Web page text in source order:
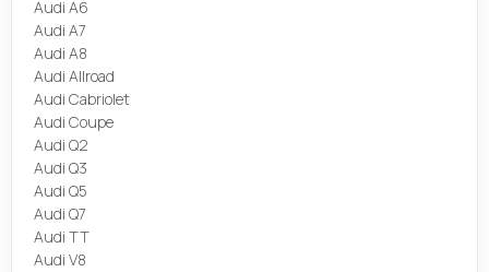
Audi A6
Audi A7
Audi A8
Audi Allroad
Audi Cabriolet
Audi Coupe
Audi Q2
Audi Q3
Audi Q5
Audi Q7
Audi TT
Audi V8